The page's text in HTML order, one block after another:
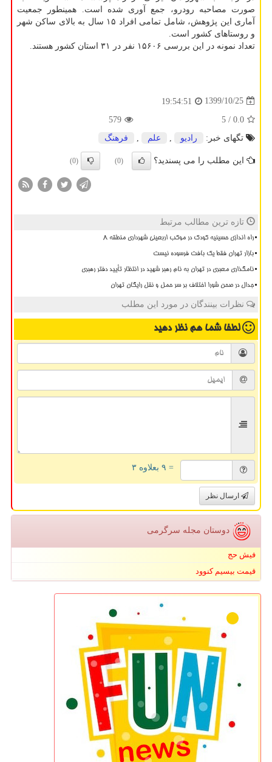
صورت مصاحبه رودرو، جمع آوری شده است. همینطور جمعیت
آماری این پژوهش، شامل تمامی افراد ۱۵ سال به بالای ساکن شهر
و روستاهای کشور است.
تعداد نمونه در این بررسی ۱۵۶۰۶ نفر در ۳۱ استان کشور هستند.
1399/10/25
19:54:51
0.0
/ 5
579
تگهای خبر:
رادیو علم فرهنگ
این مطلب را می پسندید؟ (0)
(0)
تازه ترین مطالب مرتبط
راه اندازی حسینیه کودک در موکب اربعینی شهرداری منطقه ۸
بازار تهران فقط یک بافت فرسوده نیست
نامگذاری معبری در تهران به نام رهبر شهید در انتظار تأیید دفتر رهبری
جدال در صحن شورا اختلاف بر سر حمل و نقل رایگان تهران
نظرات بینندگان در مورد این مطلب
لطفا شما همنظر دهید
= ۹ بعلاوه ۳
ارسال نظر
دوستان مجله سرگرمی
فیش حج
قیمت بیسیم کنوود